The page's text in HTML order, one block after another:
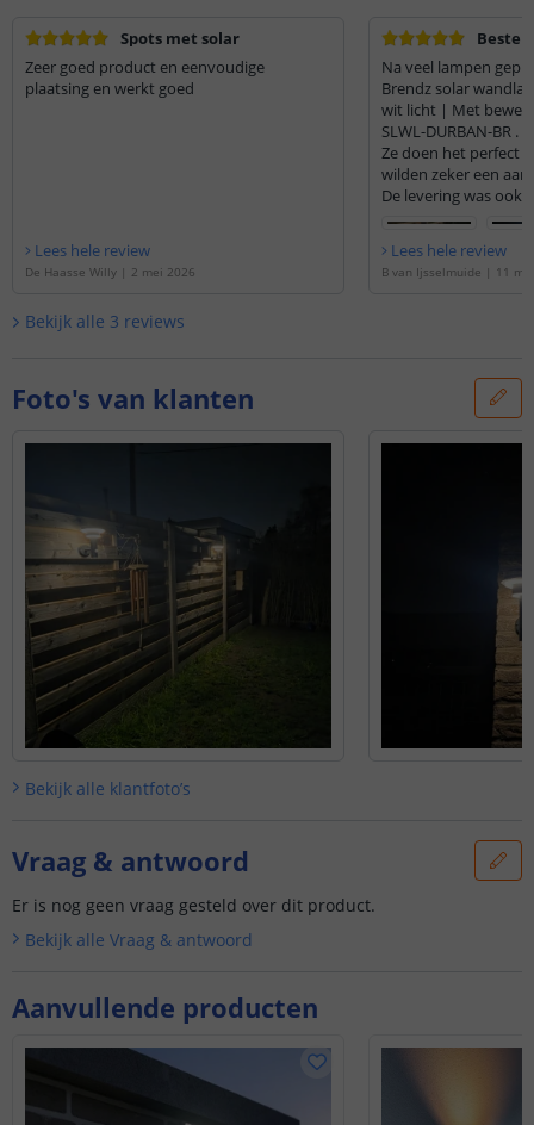
Aanvullende producten
Spots met solar
Zeer goed product en eenvoudige
plaatsing en werkt goed
Lees hele review
De Haasse Willy | 2 mei 2026
Beste
Na veel lampen geprobeerd
Brendz solar
wit licht | Met
SLWL-DURBAN-BR .
Ze doen het perfect
wilden zeker een
De levering was ook
Lees hele review
B van Ijsselmuide | 11
Bekijk alle 3 reviews
Foto's van klanten
Bekijk alle klantfoto’s
Vraag & antwoord
Er is nog geen vraag gesteld over dit product.
Bekijk alle Vraag & antwoord